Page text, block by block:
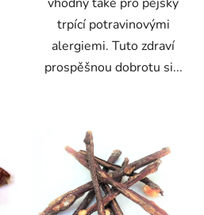
trpící potravinovými
alergiemi. Tuto zdraví
prospěšnou dobrotu si...